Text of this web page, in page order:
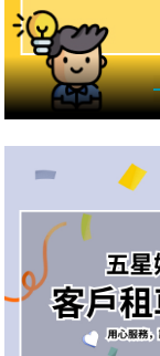
租車你不知道的事